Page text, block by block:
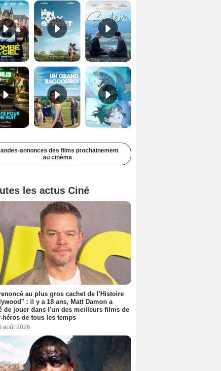
Juste pour une nuit Bande-annonce VO STFR Un grand raccourci Bande-annonce VF Une aube nouvelle Bande-annonce VO STFR
annonces des films prochainement
au cinéma
les actus Ciné
au plus gros cachet de l'Histoire
: il y a 18 ans, Matt Damon a
de jouer dans l'un des meilleurs films de
héros de tous les temps
août 2026